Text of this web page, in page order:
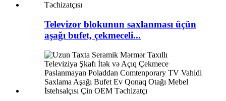
Televizor blokunun saxlanması üçün
aşağı bufet, çekmeceli...